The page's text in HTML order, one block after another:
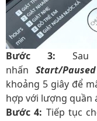
Bước 3: Sau
nhấn Start/Paused
khoảng 5 giây để
hợp với lượng quần
Bước 4: Tiếp tục